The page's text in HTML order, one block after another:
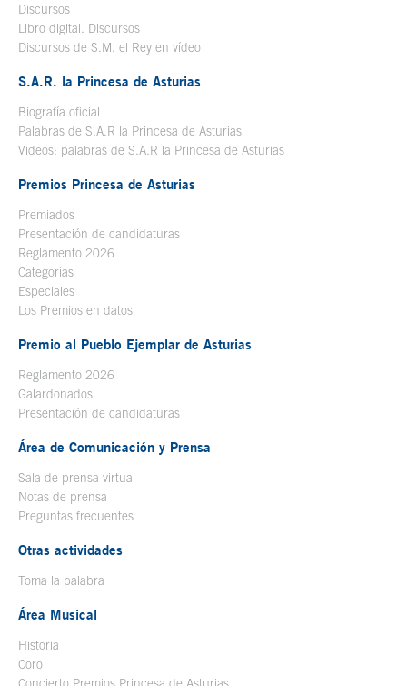
Discursos
Libro digital. Discursos
Discursos de S.M. el Rey en vídeo
S.A.R. la Princesa de Asturias
Biografía oficial
Palabras de S.A.R la Princesa de Asturias
Videos: palabras de S.A.R la Princesa de Asturias
Premios Princesa de Asturias
Premiados
Presentación de candidaturas
Reglamento 2026
Categorías
Especiales
Los Premios en datos
Premio al Pueblo Ejemplar de Asturias
Reglamento 2026
Galardonados
Presentación de candidaturas
Área de Comunicación y Prensa
Sala de prensa virtual
Notas de prensa
Preguntas frecuentes
Otras actividades
Toma la palabra
Área Musical
Historia
Coro
Concierto Premios Princesa de Asturias